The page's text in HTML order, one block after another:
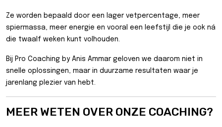
Ze worden bepaald door een lager vetpercentage, meer
spiermassa, meer energie en vooral een leefstijl die je ook ná
die twaalf weken kunt volhouden.
Bij Pro Coaching by Anis Ammar geloven we daarom niet in
snelle oplossingen, maar in duurzame resultaten waar je
jarenlang plezier van hebt.
MEER WETEN OVER ONZE COACHING?